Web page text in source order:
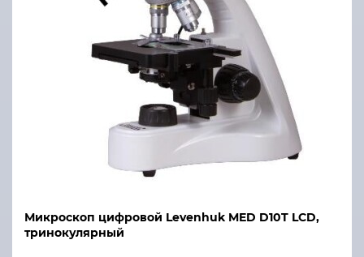
Микроскоп цифровой Levenhuk MED D10T LCD,
тринокулярный